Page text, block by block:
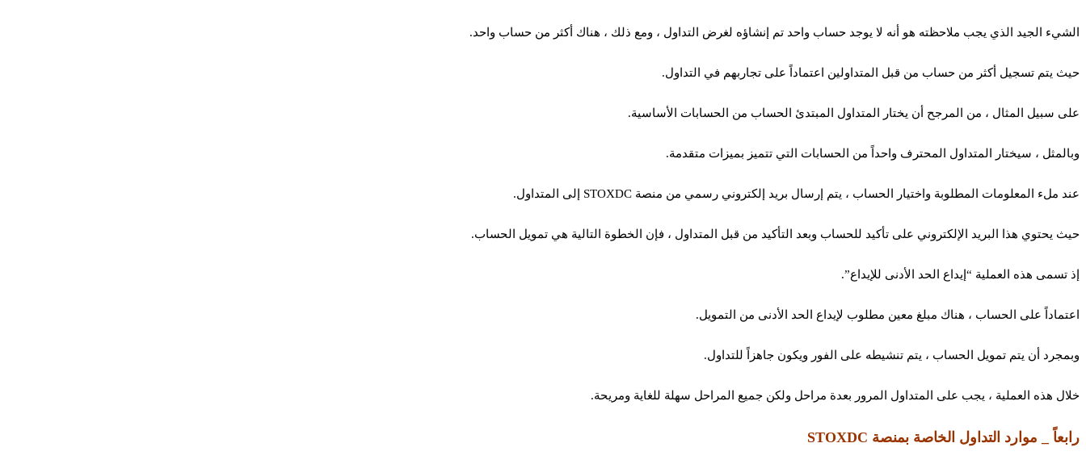
الشيء الجيد الذي يجب ملاحظته هو أنه لا يوجد حساب واحد تم إنشاؤه لغرض التداول ، ومع ذلك ، هناك أكثر من حساب واحد.
حيث يتم تسجيل أكثر من حساب من قبل المتداولين اعتماداً على تجاربهم في التداول.
على سبيل المثال ، من المرجح أن يختار المتداول المبتدئ الحساب من الحسابات الأساسية.
وبالمثل ، سيختار المتداول المحترف واحداً من الحسابات التي تتميز بميزات متقدمة.
عند ملء المعلومات المطلوبة واختيار الحساب ، يتم إرسال بريد إلكتروني رسمي من منصة STOXDC إلى المتداول.
حيث يحتوي هذا البريد الإلكتروني على تأكيد للحساب وبعد التأكيد من قبل المتداول ، فإن الخطوة التالية هي تمويل الحساب.
إذ تسمى هذه العملية “إيداع الحد الأدنى للإيداع”.
اعتماداً على الحساب ، هناك مبلغ معين مطلوب لإيداع الحد الأدنى من التمويل.
وبمجرد أن يتم تمويل الحساب ، يتم تنشيطه على الفور ويكون جاهزاً للتداول.
خلال هذه العملية ، يجب على المتداول المرور بعدة مراحل ولكن جميع المراحل سهلة للغاية ومريحة.
رابعاً _ موارد التداول الخاصة بمنصة STOXDC